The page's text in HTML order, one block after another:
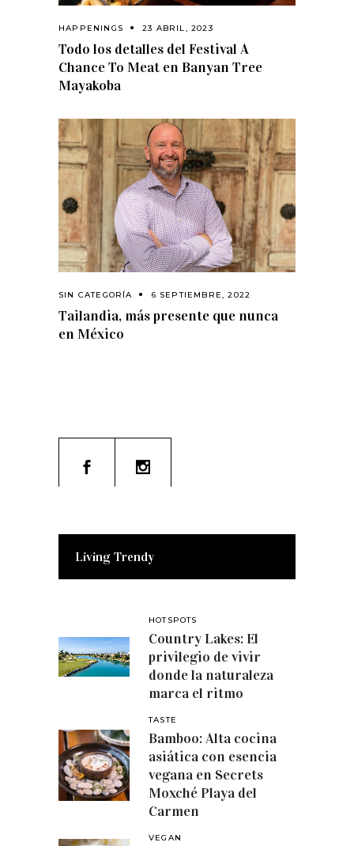
HAPPENINGS 23 ABRIL, 2023
Todo los detalles del Festival A
Chance To Meat en Banyan Tree
Mayakoba
SIN CATEGORÍA 6 SEPTIEMBRE, 2022
Tailandia, más presente que nunca
en México
Living Trendy
HOTSPOTS
Country Lakes: El
privilegio de vivir
donde la naturaleza
marca el ritmo
TASTE
Bamboo: Alta cocina
asiática con esencia
vegana en Secrets
Moxché Playa del
Carmen
VEGAN